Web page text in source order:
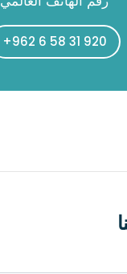
+962 6 58 31 920